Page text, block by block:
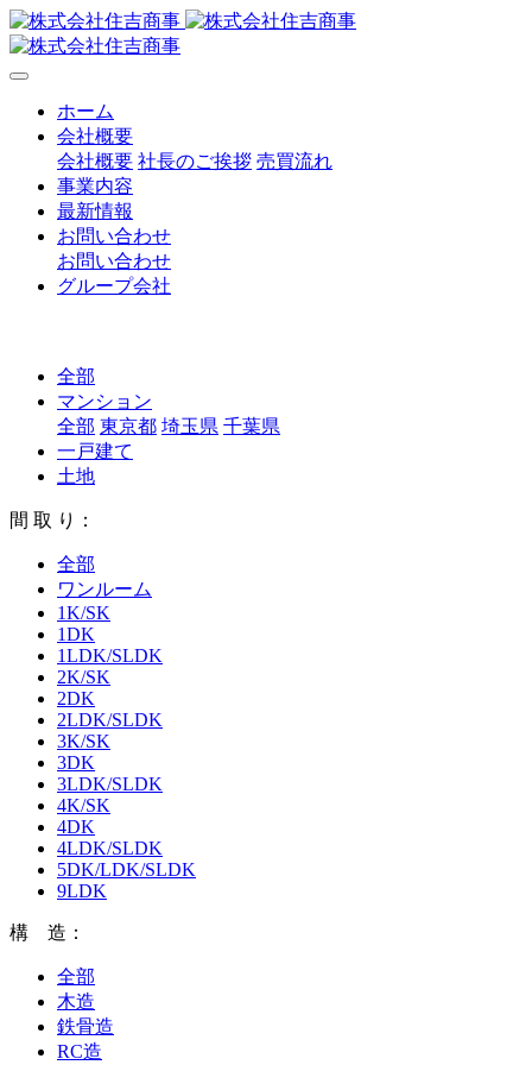
ホーム
会社概要
会社概要 社長のご挨拶 売買流れ
事業内容
最新情報
お問い合わせ
お問い合わせ
グループ会社
全部
マンション
全部 東京都 埼玉県 千葉県
一戸建て
土地
間 取 り：
全部
ワンルーム
1K/SK
1DK
1LDK/SLDK
2K/SK
2DK
2LDK/SLDK
3K/SK
3DK
3LDK/SLDK
4K/SK
4DK
4LDK/SLDK
5DK/LDK/SLDK
9LDK
構 造：
全部
木造
鉄骨造
RC造